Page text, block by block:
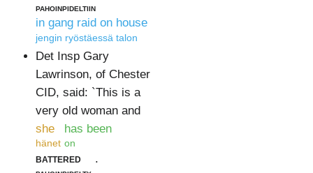
pahoinpideltiin
in gang raid on house
jengin ryöstäessä talon
Det Insp Gary
Lawrinson, of Chester
CID, said: `This is a
very old woman and
she
hänet
has been
on
battered .